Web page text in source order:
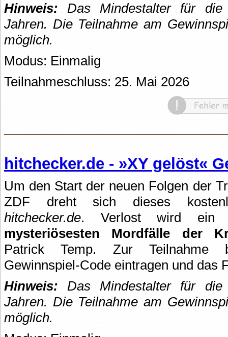
Hinweis: Das Mindestalter für
Jahren. Die Teilnahme am
möglich.
Modus: Einmalig
Teilnahmeschluss: 25. Mai 2026
hitchecker.de - »XY gelöst«
Um den Start der neuen Folgen der
ZDF dreht sich dieses
hitchecker.de. Verlost wird
mysteriösesten Mordfälle der
Patrick Temp. Zur Teilnahme
Gewinnspiel-Code eintragen und das
Hinweis: Das Mindestalter für
Jahren. Die Teilnahme am
möglich.